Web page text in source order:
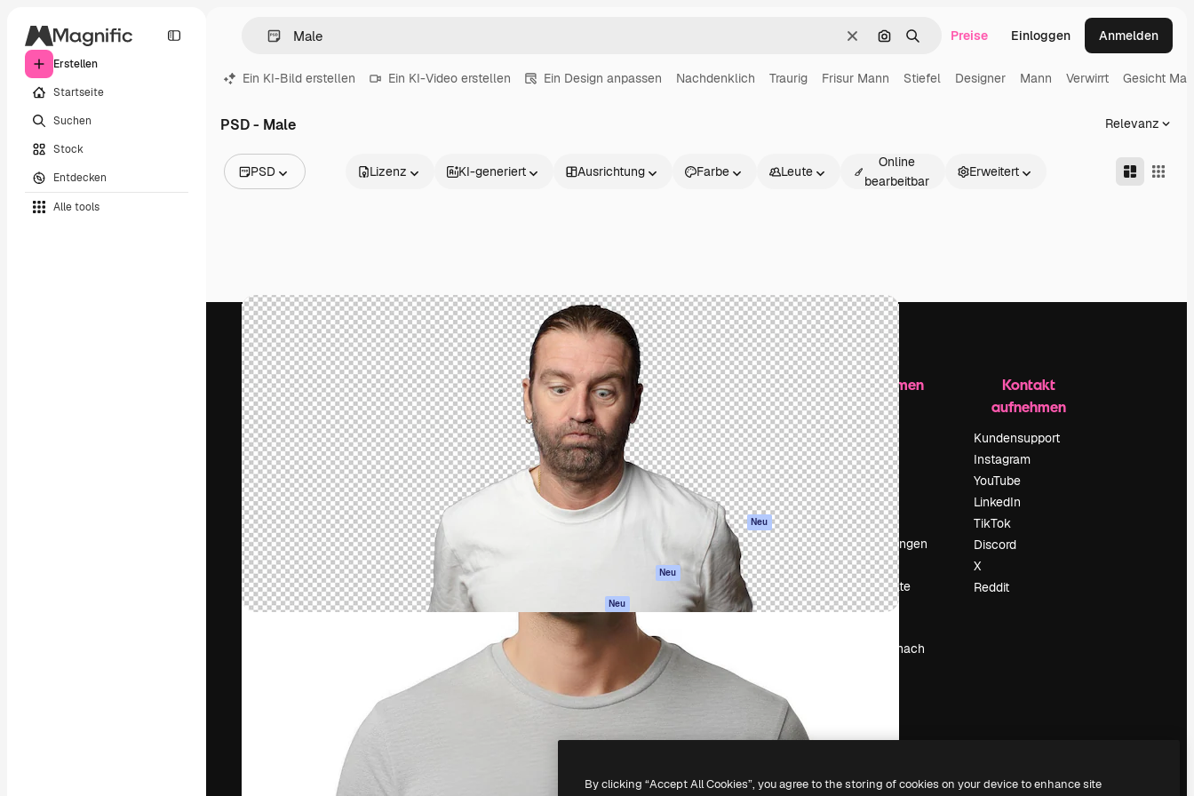
Erstellen
Startseite
Suchen
Stock
Entdecken
Alle tools
LöschenNach Bild suchen
SuchenPreise Einloggen Anmelden
Ein KI-Bild erstellen Ein KI-Video erstellen Ein Design anpassen Nachdenklich Traurig Frisur Mann Stiefel Designer Mann Verwirrt Gesicht
PSD - Male Relevanz
PSD
Videos
Filmmaterial
Motion Graphics
Videovorlagen
Icons
3D-Modelle
Schriftarten
Lizenz KI-generiert Ausrichtung Farbe Leute
Online
bearbeitbar
Erweitert
Die kreative Plattform, um deine beste
Arbeit zu verwirklichen. Mehr als 1 Million
Abonnenten unter Kreativen, Unternehmen,
Agenturen und Studios.
Deutsch
Produkte
Spaces
KI-Assistent
KI-Bildgenerator
KI-Videogenerator
KI-
Stimmengenerator
Neu
Neu
API
Mobile App
Alle Magnific-Tools
Loslegen
Academy
Dokumentation
Support
AGB
Datenschutzerklärung
Originale Neu
Cookie-Richtlinie
Vertrauenszentrum
Partner
Unternehmen
Unternehmen
Preise
Über uns
Reviews
Karriere
Suchtrends
Blog
Veranstaltungen
Slidesgo
Deine Inhalte
verkaufen
Suchst du nach
Kontakt
aufnehmen
Kundensupport
Instagram
YouTube
LinkedIn
TikTok
Discord
X
Reddit
Copyright © 2010-
By clicking “Accept All Cookies”, you agree to the storing of cookies on your device to enhance site